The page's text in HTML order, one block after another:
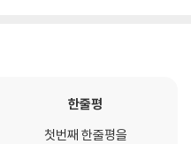
한줄평
첫번째 한줄평을